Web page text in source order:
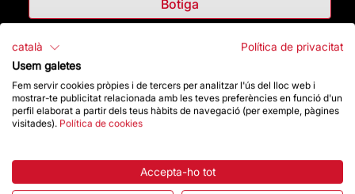
Botiga
Destacats
La Fundació
català
Política de privacitat
Usem galetes
Fem servir cookies pròpies i de tercers per analitzar l'ús del lloc web i
mostrar-te publicitat relacionada amb les teves preferències en funció d'un
perfil elaborat a partir dels teus hàbits de navegació (per exemple, pàgines
visitades). Política de cookies
Accepta-ho tot